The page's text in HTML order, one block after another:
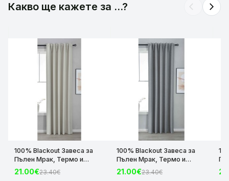
Какво ще кажете за ...? arrow_back_ios arrow_forward_ios
100% Blackout Завеса за
Пълен Мрак, Термо и
Шумоизолираща с коланче
цвят Крем, 175х140 и
21.00€23.40€
100% Blackout Завеса за
Пълен Мрак, Термо и
Шумоизолираща с коланче
цвят Сив, 175х140 и
21.00€23.40€